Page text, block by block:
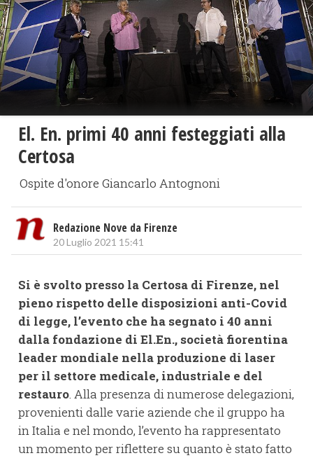
El. En. primi 40 anni festeggiati alla
Certosa
Ospite d'onore Giancarlo Antognoni
Redazione Nove da Firenze
20 Luglio 2021 15:41
Si è svolto presso la Certosa di Firenze, nel
pieno rispetto delle disposizioni anti-Covid
di legge, l’evento che ha segnato i 40 anni
dalla fondazione di El.En., società fiorentina
leader mondiale nella produzione di laser
per il settore medicale, industriale e del
restauro. Alla presenza di numerose delegazioni,
provenienti dalle varie aziende che il gruppo ha
in Italia e nel mondo, l’evento ha rappresentato
un momento per riflettere su quanto è stato fatto